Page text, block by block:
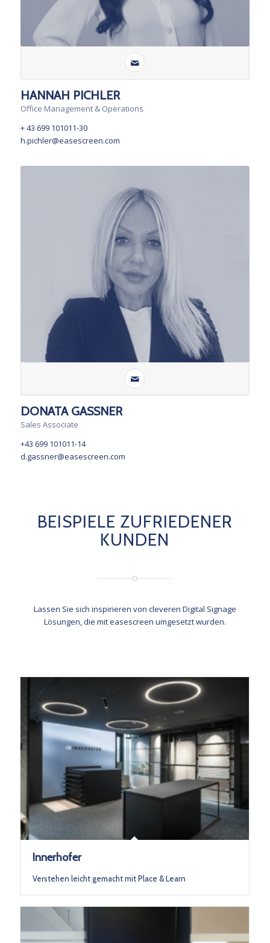
HANNAH PICHLER
Office Management & Operations
+ 43 699 101011-30
h.pichler@easescreen.com
DONATA GASSNER
Sales Associate
+43 699 101011-14
d.gassner@easescreen.com
BEISPIELE ZUFRIEDENER
KUNDEN
Lassen Sie sich inspirieren von cleveren Digital Signage
Lösungen, die mit easescreen umgesetzt wurden.
Innerhofer
Verstehen leicht gemacht mit Place & Learn